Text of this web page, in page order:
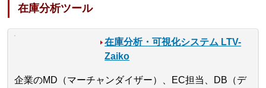
在庫分析ツール
在庫分析・可視化システム LTV-
Zaiko
企業のMD（マーチャンダイザー）、EC担当、DB（デ